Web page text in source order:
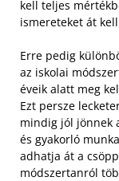
kell teljes
ismereteket át
Erre pedig
az iskolai
éveik alatt meg
Ezt persze
mindig jól jönnek
és gyakorló
adhatja át a
módszertanról